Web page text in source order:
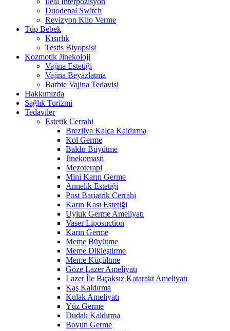
Duodenal Switch
Revizyon Kilo Verme
Tüp Bebek
Kısırlık
Testis Biyopsisi
Kozmotik Jinekoloji
Vajina Estetiği
Vajina Beyazlatma
Barbie Vajina Tedavisi
Hakkımızda
Sağlık Turizmi
Tedaviler
Estetik Cerrahi
Brezilya Kalça Kaldırma
Kol Germe
Baldır Büyütme
Jinekomasti
Mezoterapi
Mini Karın Germe
Annelik Estetiği
Post Bariatrik Cerrahi
Karın Kası Estetiği
Uyluk Germe Ameliyatı
Vaser Liposuction
Karın Germe
Meme Büyütme
Meme Dikleştirme
Meme Küçültme
Göze Lazer Ameliyatı
Lazer İle Bıçaksız Katarakt Ameliyatı
Kaş Kaldırma
Kulak Ameliyatı
Yüz Germe
Dudak Kaldırma
Boyun Germe